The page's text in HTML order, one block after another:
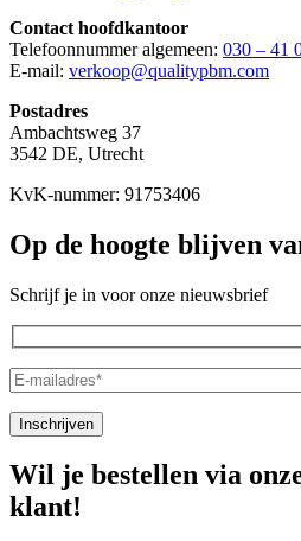
Contact hoofdkantoor
Telefoonnummer algemeen: 030 – 41
E-mail: verkoop@qualitypbm.com
Postadres
Ambachtsweg 37
3542 DE, Utrecht
KvK-nummer: 91753406
Op de hoogte blijven
Schrijf je in voor onze nieuwsbrief
Wil je bestellen via
klant!